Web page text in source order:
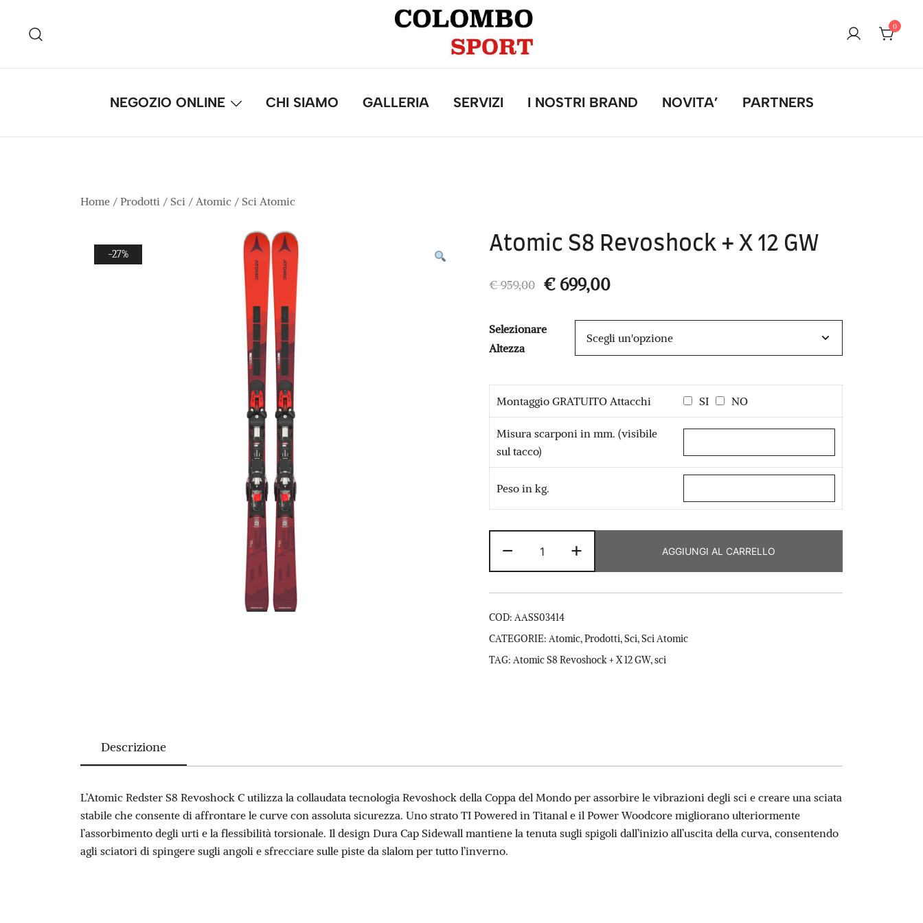
contenuto
0
NEGOZIO ONLINE CHI SIAMO GALLERIA SERVIZI I NOSTRI BRAND NOVITA’ PARTNERS
Home / Prodotti / Sci / Atomic / Sci Atomic
-27% Atomic S8 Revoshock + X 12 GW
€959,00 Il
originale
€ 959,00.
€ 699,00Il
attuale
€ 699,00.
Selezionare
Altezza
Montaggio GRATUITO Attacchi SI NO
Misura scarponi in mm. (visibile
sul tacco)
Peso in kg.
-
S8
Revoshock
+
X
quantità
+ AGGIUNGI AL CARRELLO
COD: AASS03414
CATEGORIE: Atomic,Prodotti,Sci,Sci Atomic
TAG: Atomic S8 Revoshock + X 12 GW,sci
Descrizione
L’Atomic Redster S8 Revoshock C utilizza la collaudata tecnologia Revoshock della Coppa del Mondo per assorbire le vibrazioni degli sci e creare una sciata
stabile che consente di affrontare le curve con assoluta sicurezza. Uno strato TI Powered in Titanal e il Power Woodcore migliorano ulteriormente
l’assorbimento degli urti e la flessibilità torsionale. Il design Dura Cap Sidewall mantiene la tenuta sugli spigoli dall’inizio all’uscita della curva, consentendo
agli sciatori di spingere sugli angoli e sfrecciare sulle piste da slalom per tutto l’inverno.